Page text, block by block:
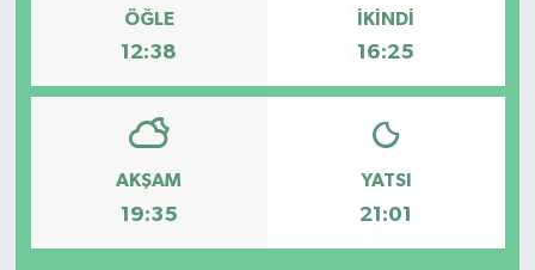
ÖĞLE
12:38
İKINDI
16:25
AKŞAM
19:35
YATSI
21:01
Okul Gazetesi